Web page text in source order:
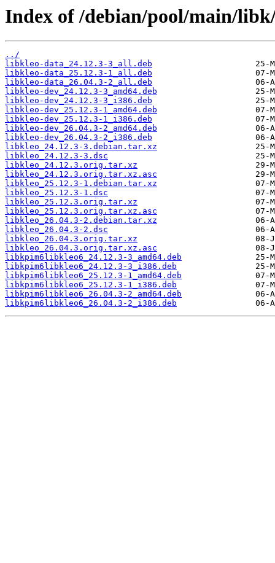
Index of /debian/pool/main/
../
libkleo-data_24.12.3-3_all.deb
libkleo-data_25.12.3-1_all.deb
libkleo-data_26.04.3-2_all.deb
libkleo-dev_24.12.3-3_amd64.deb
libkleo-dev_24.12.3-3_i386.deb
libkleo-dev_25.12.3-1_amd64.deb
libkleo-dev_25.12.3-1_i386.deb
libkleo-dev_26.04.3-2_amd64.deb
libkleo-dev_26.04.3-2_i386.deb
libkleo_24.12.3-3.debian.tar.xz
libkleo_24.12.3-3.dsc
libkleo_24.12.3.orig.tar.xz
libkleo_24.12.3.orig.tar.xz.asc
libkleo_25.12.3-1.debian.tar.xz
libkleo_25.12.3-1.dsc
libkleo_25.12.3.orig.tar.xz
libkleo_25.12.3.orig.tar.xz.asc
libkleo_26.04.3-2.debian.tar.xz
libkleo_26.04.3-2.dsc
libkleo_26.04.3.orig.tar.xz
libkleo_26.04.3.orig.tar.xz.asc
libkpim6libkleo6_24.12.3-3_amd64.deb
libkpim6libkleo6_24.12.3-3_i386.deb
libkpim6libkleo6_25.12.3-1_amd64.deb
libkpim6libkleo6_25.12.3-1_i386.deb
libkpim6libkleo6_26.04.3-2_amd64.deb
libkpim6libkleo6_26.04.3-2_i386.deb